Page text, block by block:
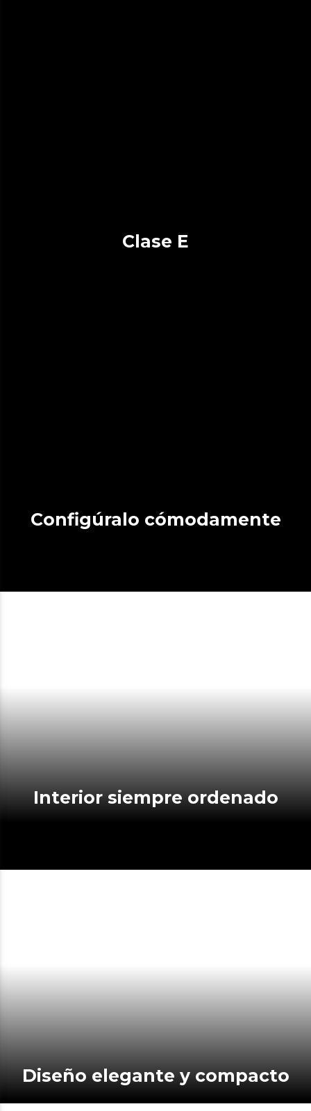
Clase E
Configúralo cómodamente
Interior siempre ordenado
Diseño elegante y compacto